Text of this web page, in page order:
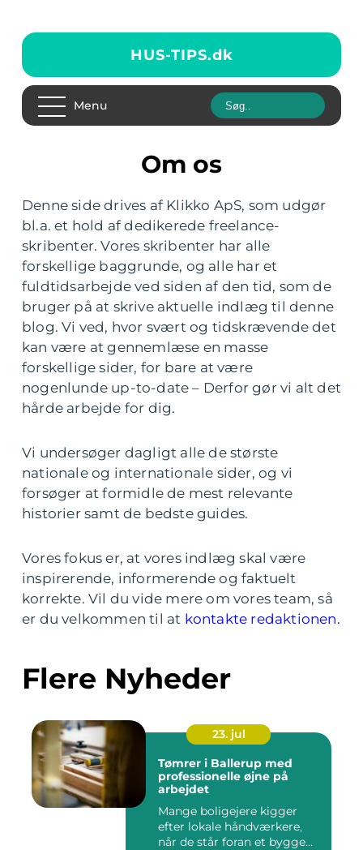
HUS-TIPS.dk
Menu
Om os
Denne side drives af Klikko ApS, som udgør
bl.a. et hold af dedikerede freelance-
skribenter. Vores skribenter har alle
forskellige baggrunde, og alle har et
fuldtidsarbejde ved siden af den tid, som de
bruger på at skrive aktuelle indlæg til denne
blog. Vi ved, hvor svært og tidskrævende det
kan være at gennemlæse en masse
forskellige sider, for bare at være
nogenlunde up-to-date – Derfor gør vi alt det
hårde arbejde for dig.
Vi undersøger dagligt alle de største
nationale og internationale sider, og vi
forsøger at formidle de mest relevante
historier samt de bedste guides.
Vores fokus er, at vores indlæg skal være
inspirerende, informerende og faktuelt
korrekte. Vil du vide mere om vores team, så
er du velkommen til at kontakte redaktionen.
Flere Nyheder
23. jul
Tømrer i Ballerup med
professionelle øjne på
arbejdet
Mange boligejere kigger
efter lokale håndværkere,
når de står foran et bygge...